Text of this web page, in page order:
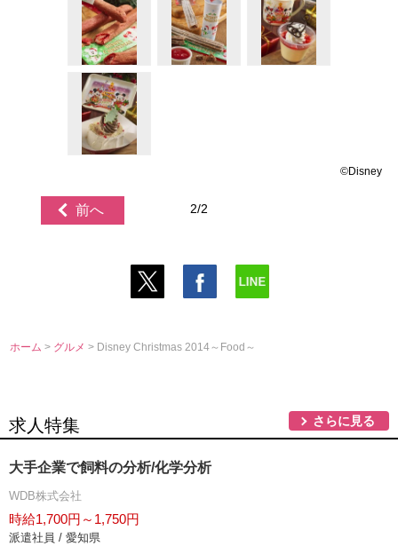
©Disney
前へ 2/2
ホーム > グルメ> Disney Christmas 2014～Food～
求人特集 さらに見る
大手企業で飼料の分析/化学分析
WDB株式会社
時給1,700円～1,750円
派遣社員 / 愛知県